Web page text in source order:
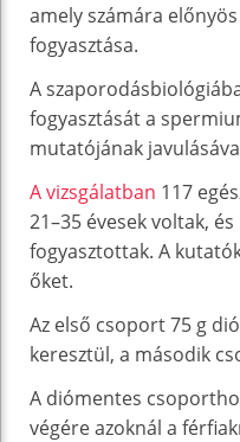
amely számára
fogyasztása.
A
fogyasztását a
mutatójának
A vizsgálatban 117
21–35 évesek voltak,
fogyasztottak. A
őket.
Az első csoport 75 g
keresztül, a második
A diómentes
végére azoknál a